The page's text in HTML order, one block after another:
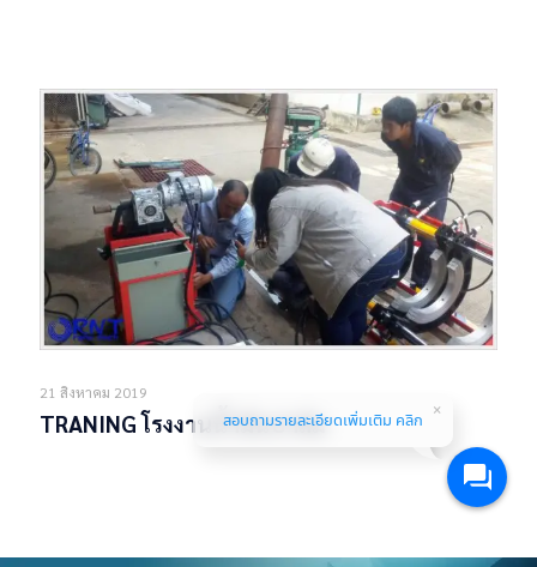
21 สิงหาคม 2019
TRANING โรงงานน้ำมันปาล์ม
สอบถามรายละเอียดเพิ่มเติม คลิก